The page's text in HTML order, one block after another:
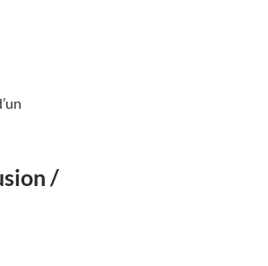
/